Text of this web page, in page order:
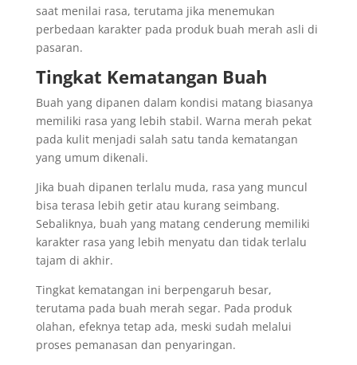
saat menilai rasa, terutama jika menemukan
perbedaan karakter pada produk buah merah asli di
pasaran.
Tingkat Kematangan Buah
Buah yang dipanen dalam kondisi matang biasanya
memiliki rasa yang lebih stabil. Warna merah pekat
pada kulit menjadi salah satu tanda kematangan
yang umum dikenali.
Jika buah dipanen terlalu muda, rasa yang muncul
bisa terasa lebih getir atau kurang seimbang.
Sebaliknya, buah yang matang cenderung memiliki
karakter rasa yang lebih menyatu dan tidak terlalu
tajam di akhir.
Tingkat kematangan ini berpengaruh besar,
terutama pada buah merah segar. Pada produk
olahan, efeknya tetap ada, meski sudah melalui
proses pemanasan dan penyaringan.